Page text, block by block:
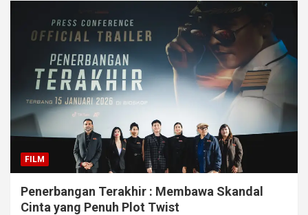
FILM
Penerbangan Terakhir : Membawa Skandal
Cinta yang Penuh Plot Twist